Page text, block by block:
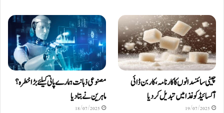
چینی سائنسدانوں کا کارنامہ، کاربن ڈائی
آکسائیڈ کو غذا میں تبدیل کردیا
19/07/2025
مصنوعی ذہانت ہمارے پانی کیلئے بڑا خطرہ؟
ماہرین نے بتا دیا
18/07/2025